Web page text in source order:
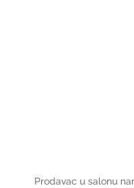
Prodavac u salonu